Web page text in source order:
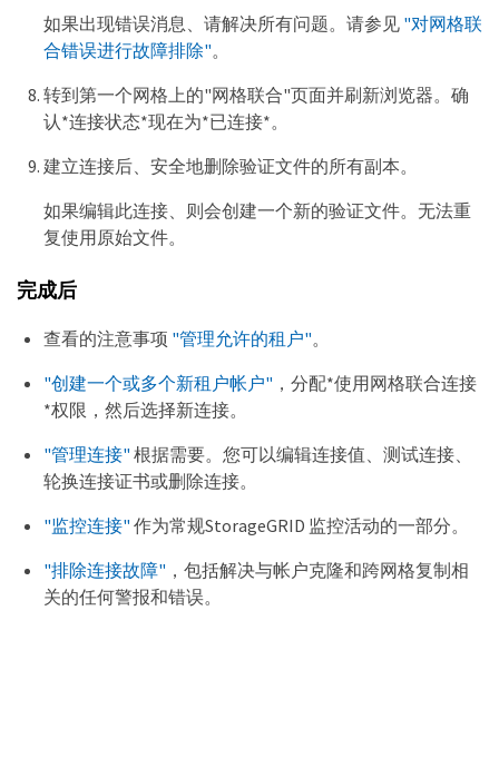
如果出现错误消息、请解决所有问题。请参见 "对网格联
合错误进行故障排除"。
转到第一个网格上的"网格联合"页面并刷新浏览器。确
认*连接状态*现在为*已连接*。
建立连接后、安全地删除验证文件的所有副本。
如果编辑此连接、则会创建一个新的验证文件。无法重
复使用原始文件。
完成后
查看的注意事项 "管理允许的租户"。
"创建一个或多个新租户帐户" ，分配*使用网格联合连接
*权限，然后选择新连接。
"管理连接" 根据需要。您可以编辑连接值、测试连接、
轮换连接证书或删除连接。
"监控连接" 作为常规StorageGRID 监控活动的一部分。
"排除连接故障" ，包括解决与帐户克隆和跨网格复制相
关的任何警报和错误。